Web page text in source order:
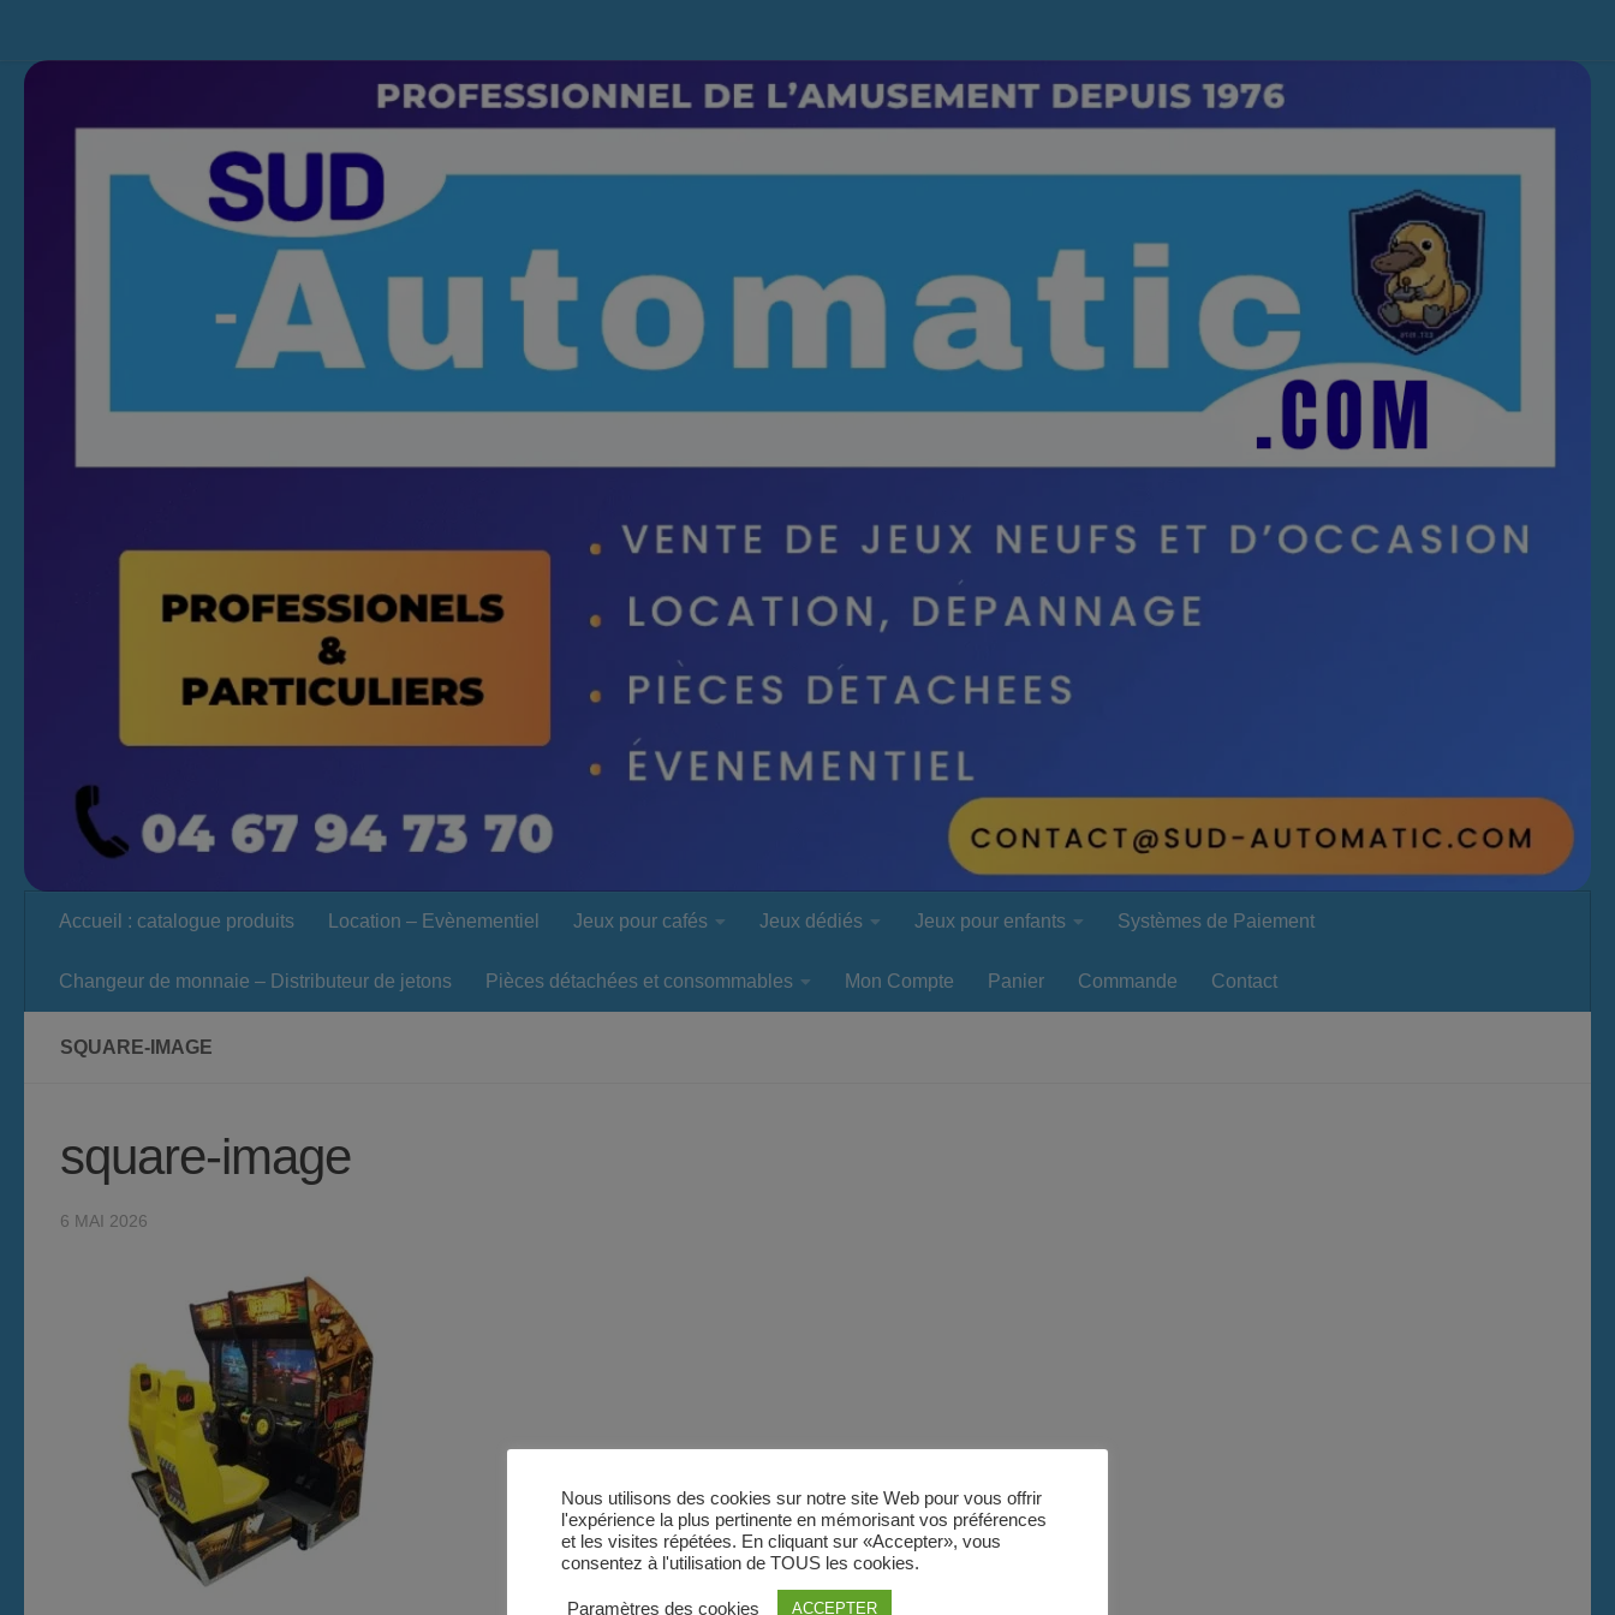
Accueil : catalogue produits Location – Evènementiel Jeux pour cafés Jeux dédiés Jeux pour enfants Systèmes de Paiement
Changeur de monnaie – Distributeur de jetons Pièces détachées et consommables Mon Compte Panier Commande Contact
SQUARE-IMAGE
square-image
6 MAI 2026
Nous utilisons des cookies sur notre site Web pour vous offrir
l'expérience la plus pertinente en mémorisant vos préférences
et les visites répétées. En cliquant sur «Accepter», vous
consentez à l'utilisation de TOUS les cookies.
Paramètres des cookies ACCEPTER